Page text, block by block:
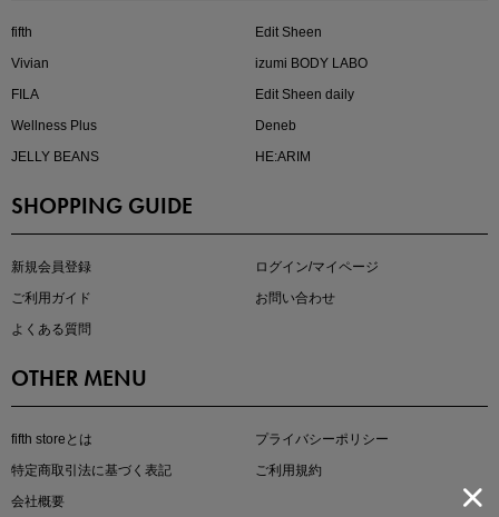
大人の着映えアイテム5選
マストバイアイテム
fifth
Edit Sheen
Vivian
izumi BODY LABO
FILA
Edit Sheen daily
Wellness Plus
Deneb
JELLY BEANS
HE:ARIM
SHOPPING GUIDE
新規会員登録
ログイン/マイページ
ご利用ガイド
お問い合わせ
よくある質問
OTHER MENU
fifth storeとは
プライバシーポリシー
特定商取引法に基づく表記
ご利用規約
会社概要